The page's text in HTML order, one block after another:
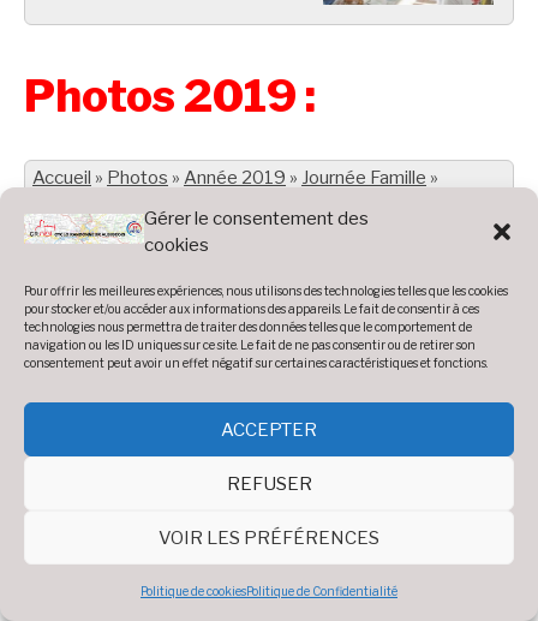
Gérer le consentement des
cookies
Pour offrir les meilleures expériences, nous utilisons des technologies telles que les cookies
pour stocker et/ou accéder aux informations des appareils. Le fait de consentir à ces
technologies nous permettra de traiter des données telles que le comportement de
navigation ou les ID uniques sur ce site. Le fait de ne pas consentir ou de retirer son
consentement peut avoir un effet négatif sur certaines caractéristiques et fonctions.
ACCEPTER
REFUSER
VOIR LES PRÉFÉRENCES
Politique de cookiesPolitique de Confidentialité
Photos 2019 :
Accueil » Photos » Année 2019 » Journée Famille »